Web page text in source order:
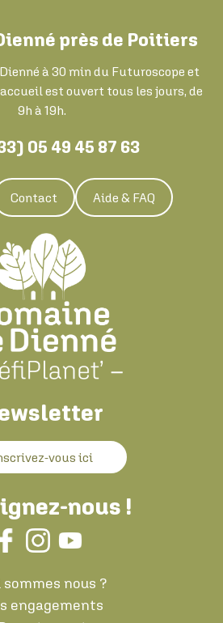
près de Poitiers
à 30 min du Futuroscope et
est ouvert tous les jours, de
9h à 19h.
05 49 45 87 63
Contact Aide & FAQ
vous ici
nous !
sommes nous ?
engagements